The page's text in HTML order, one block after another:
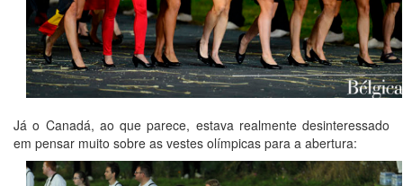
Já o Canadá, ao que parece, estava realmente desinteressado
em pensar muito sobre as vestes olímpicas para a abertura: